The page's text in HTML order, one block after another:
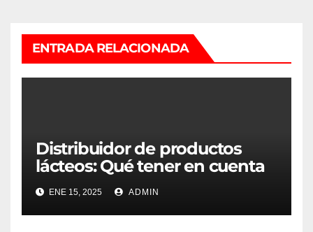
ENTRADA RELACIONADA
Distribuidor de productos
lácteos: Qué tener en cuenta
para escoger el mejor
ENE 15, 2025 ADMIN